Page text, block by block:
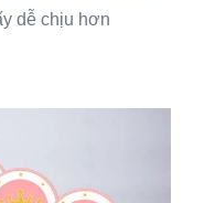
dễ chịu hơn